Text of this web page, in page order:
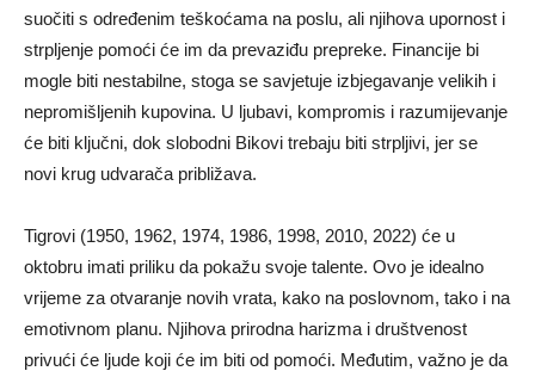
suočiti s određenim teškoćama na poslu, ali njihova upornost i
strpljenje pomoći će im da prevaziđu prepreke. Financije bi
mogle biti nestabilne, stoga se savjetuje izbjegavanje velikih i
nepromišljenih kupovina. U ljubavi, kompromis i razumijevanje
će biti ključni, dok slobodni Bikovi trebaju biti strpljivi, jer se
novi krug udvarača približava.
Tigrovi (1950, 1962, 1974, 1986, 1998, 2010, 2022) će u
oktobru imati priliku da pokažu svoje talente. Ovo je idealno
vrijeme za otvaranje novih vrata, kako na poslovnom, tako i na
emotivnom planu. Njihova prirodna harizma i društvenost
privući će ljude koji će im biti od pomoći. Međutim, važno je da